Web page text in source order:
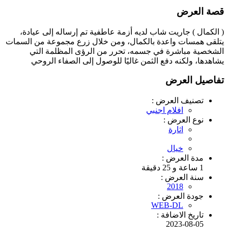
قصة العرض
( الكمال ) جاريت شاب لديه أزمة عاطفية تم إرساله إلى عيادة،
يتلقى همسات واعدة بالكمال، ومن خلال زرع مجموعة من السمات
الشخصية مباشرة في جسمه، تحرر من الرؤى المظلمة التي
يشاهدها، ولكنه دفع الثمن غاليًا للوصول إلى الصفاء الروحي
تفاصيل العرض
تصنيف العرض :
افلام اجنبي
نوع العرض :
اثارة
خيال
مدة العرض :
1 ساعة و 25 دقيقة
سنة العرض :
2018
جودة العرض :
WEB-DL
تاريخ الاضافة :
2023-08-05